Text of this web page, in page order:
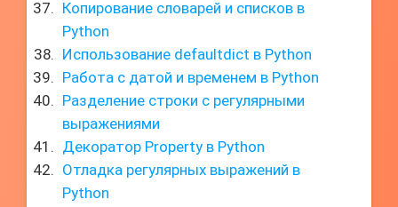
Копирование словарей и списков в
Python
Использование defaultdict в Python
Работа с датой и временем в Python
Разделение строки с регулярными
выражениями
Декоратор Property в Python
Отладка регулярных выражений в
Python